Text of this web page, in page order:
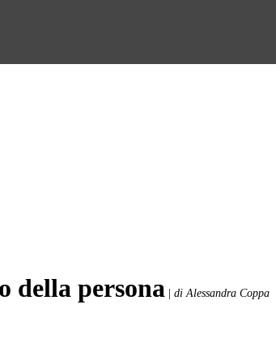
della persona di Alessandra Coppa